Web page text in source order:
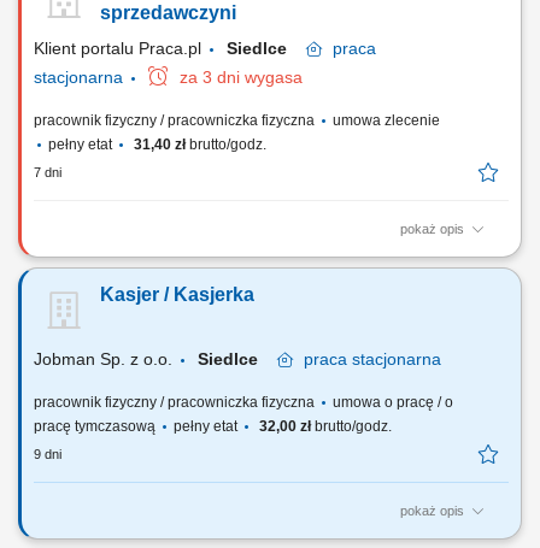
produktów; praca w systemie zmianowym (2 zmiany) utrzymanie
sprzedawczyni
Klient portalu Praca.pl Siedlce
praca
stacjonarna
za 3 dni wygasa
pracownik fizyczny / pracowniczka fizyczna
umowa zlecenie
pełny etat
31,40 złbrutto/godz.
7 dni
pokaż opis
profesjonalna obsługa klientów zgodnie ze standardami sklepu;
ekspozycję towarów na sali sprzedaży; kontrola terminów ważności
produktów; praca w systemie zmianowym (2 zmiany) utrzymanie
Kasjer / Kasjerka
Jobman Sp. z o.o. Siedlce praca stacjonarna
pracownik fizyczny / pracowniczka fizyczna
umowa o pracę / o
pracę tymczasową
pełny etat 32,00 złbrutto/godz.
9 dni
pokaż opis
Buduj z nami swoją kariere! Poszukiwany Kasjer/Kasjerka - Sklep